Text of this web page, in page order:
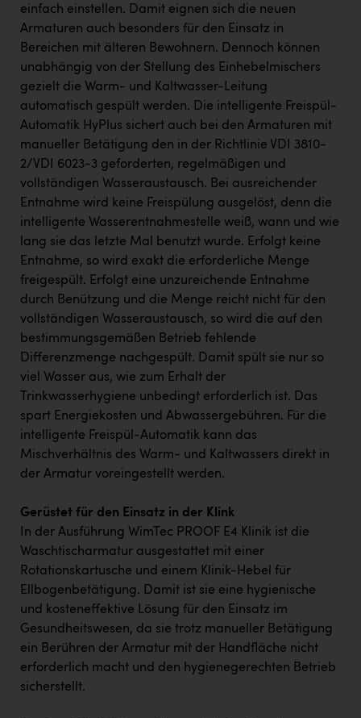
einfach einstellen. Damit eignen sich die neuen
Armaturen auch besonders für den Einsatz in
Bereichen mit älteren Bewohnern. Dennoch können
unabhängig von der Stellung des Einhebelmischers
gezielt die Warm- und Kaltwasser-Leitung
automatisch gespült werden. Die intelligente Freispül-
Automatik HyPlus sichert auch bei den Armaturen mit
manueller Betätigung den in der Richtlinie VDI 3810-
2/VDI 6023-3 geforderten, regelmäßigen und
vollständigen Wasseraustausch. Bei ausreichender
Entnahme wird keine Freispülung ausgelöst, denn die
intelligente Wasserentnahmestelle weiß, wann und wie
lang sie das letzte Mal benutzt wurde. Erfolgt keine
Entnahme, so wird exakt die erforderliche Menge
freigespült. Erfolgt eine unzureichende Entnahme
durch Benützung und die Menge reicht nicht für den
vollständigen Wasseraustausch, so wird die auf den
bestimmungsgemäßen Betrieb fehlende
Differenzmenge nachgespült. Damit spült sie nur so
viel Wasser aus, wie zum Erhalt der
Trinkwasserhygiene unbedingt erforderlich ist. Das
spart Energiekosten und Abwassergebühren. Für die
intelligente Freispül-Automatik kann das
Mischverhältnis des Warm- und Kaltwassers direkt in
der Armatur voreingestellt werden.
Gerüstet für den Einsatz in der Klink
In der Ausführung WimTec PROOF E4 Klinik ist die
Waschtischarmatur ausgestattet mit einer
Rotationskartusche und einem Klinik-Hebel für
Ellbogenbetätigung. Damit ist sie eine hygienische
und kosteneffektive Lösung für den Einsatz im
Gesundheitswesen, da sie trotz manueller Betätigung
ein Berühren der Armatur mit der Handfläche nicht
erforderlich macht und den hygienegerechten Betrieb
sicherstellt.